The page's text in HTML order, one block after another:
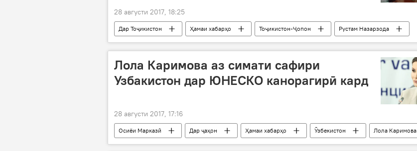
28 августи 2017, 18:25
Дар Тоҷикистон Ҳамаи хабарҳо Тоҷикистон-Ҷопон
Рустам Назарзода
Томоҳиро Накагакӣ
барфрӯб барфрӯбӣ
Лола Каримова аз симати сафири
Узбакистон дар ЮНЕСКО канорагирӣ кард
28 августи 2017, 17:16
Осиёи Марказӣ Дар ҷаҳон Ҳамаи хабарҳо Ӯзбекистон
Лола Каримова
ЮНЕСКО
истеъфо